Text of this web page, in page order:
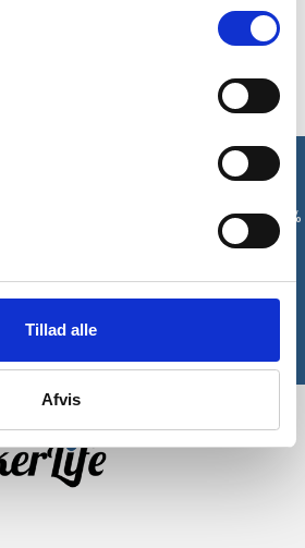
Tillad alle
Afvis
0,25 mm, som er med til at gøre
og modtag med det samme en 10%
Tilmeld